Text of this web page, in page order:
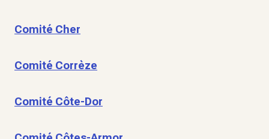
Comité Cher
Comité Corrèze
Comité Côte-Dor